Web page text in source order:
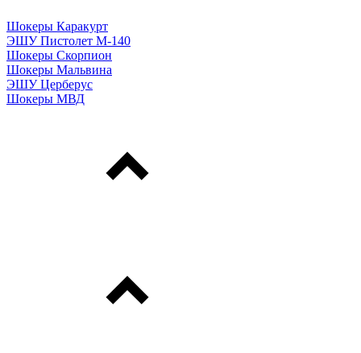
Шокеры Каракурт
ЭШУ Пистолет М-140
Шокеры Скорпион
Шокеры Мальвина
ЭШУ Церберус
Шокеры МВД